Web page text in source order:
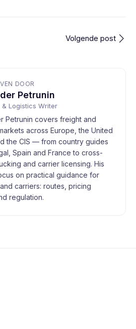
Volgende post
DOOR
Petrunin
& Logistics Writer
Petrunin covers freight and
across Europe, the United
the CIS — from country guides
Spain and France to cross-
and carrier licensing. His
on practical guidance for
carriers: routes, pricing
regulation.